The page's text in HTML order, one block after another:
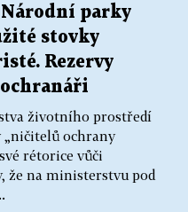
Národní parky
stovky
Rezervy
životního prostředí
„ničitelů ochrany
rétorice vůči
na ministerstvu pod